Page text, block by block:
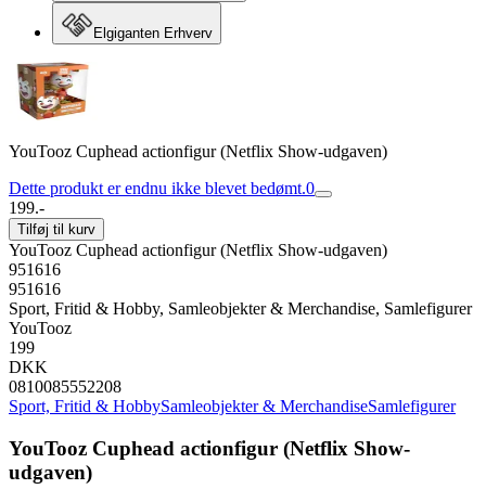
Elgiganten Erhverv
YouTooz Cuphead actionfigur (Netflix Show-udgaven)
Dette produkt er endnu ikke blevet bedømt.0
199.-
Tilføj til kurv
YouTooz Cuphead actionfigur (Netflix Show-udgaven)
951616
951616
Sport, Fritid & Hobby, Samleobjekter & Merchandise, Samlefigurer
YouTooz
199
DKK
0810085552208
Sport, Fritid & HobbySamleobjekter & MerchandiseSamlefigurer
YouTooz Cuphead actionfigur (Netflix Show-
udgaven)